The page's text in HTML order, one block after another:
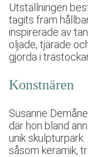
Utställningen
tagits fram
inspirerade av
oljade, tjärade
gjorda i
Konstnären
Susanne
där hon bland
unik
såsom keramik,